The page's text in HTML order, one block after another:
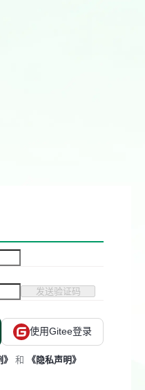
发送验证码
使用Gitee登录
和 《隐私声明》